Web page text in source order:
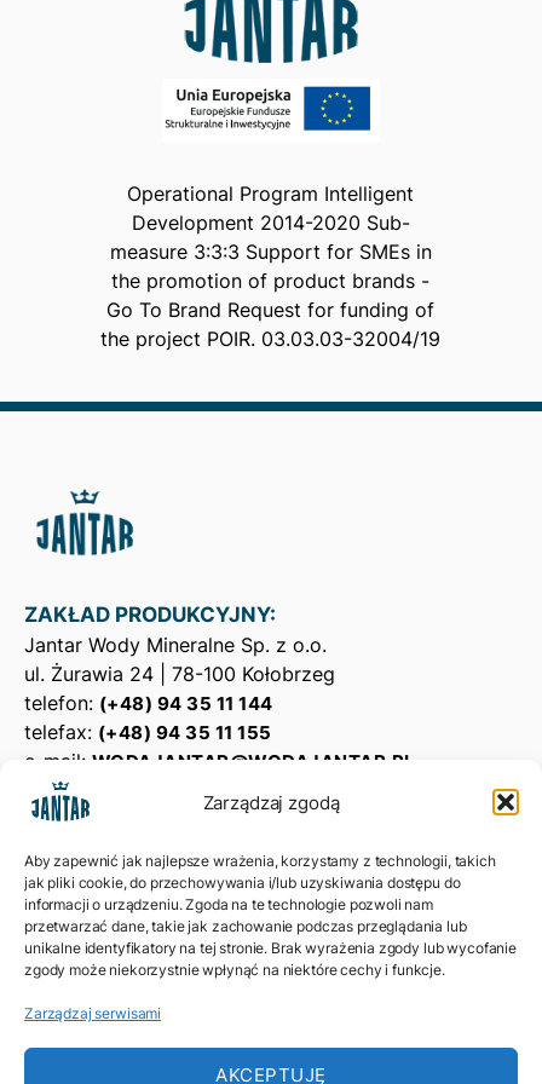
Zarządzaj zgodą
Aby zapewnić jak najlepsze wrażenia, korzystamy z technologii, takich
jak pliki cookie, do przechowywania i/lub uzyskiwania dostępu do
informacji o urządzeniu. Zgoda na te technologie pozwoli nam
przetwarzać dane, takie jak zachowanie podczas przeglądania lub
unikalne identyfikatory na tej stronie. Brak wyrażenia zgody lub wycofanie
zgody może niekorzystnie wpłynąć na niektóre cechy i funkcje.
Zarządzaj serwisami
AKCEPTUJĘ
Operational Program Intelligent
Development 2014-2020 Sub-
measure 3:3:3 Support for SMEs in
the promotion of product brands -
Go To Brand Request for funding of
the project POIR. 03.03.03-32004/19
ZAKŁAD PRODUKCYJNY:
Jantar Wody Mineralne Sp. z o.o.
ul. Żurawia 24 | 78-100 Kołobrzeg
telefon: (+48) 94 35 11 144
telefax: (+48) 94 35 11 155
e-mail: WODAJANTAR@WODAJANTAR.PL
DYSTRYBUCJA
Jantar Dystrybucja Sp. z o.o.ul.
Żurawia 24 | 78-100 Kołobrzeg
telefon:(+48) 698 863 862
e-mail:BIURO@JANTARDYSTRYBUCJA.PL
Polityka prywatności